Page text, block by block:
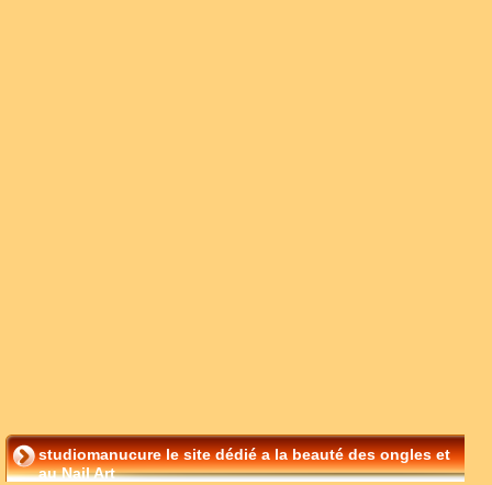
studiomanucure le site dédié a la beauté des ongles et
au Nail Art